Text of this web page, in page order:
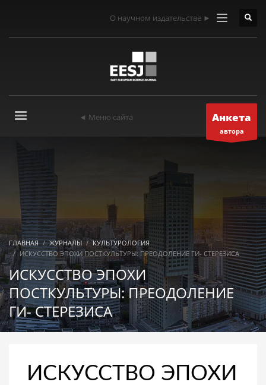
О научном издательстве ►
◄ Меню сайта Анкета
автора
ГЛАВНАЯ ЖУРНАЛЫ
КУЛЬТУРОЛОГИЯ
ИСКУССТВО ЭПОХИ ПОСТКУЛЬТУРЫ: ПРЕОДОЛЕНИЕ ГИ- СТЕРЕЗИСА
ИСКУССТВО ЭПОХИ
ПОСТКУЛЬТУРЫ: ПРЕОДОЛЕНИЕ
ГИ- СТЕРЕЗИСА
ИСКУССТВО ЭПОХИ